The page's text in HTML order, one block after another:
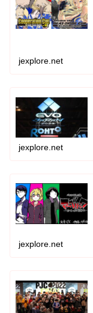
jexplore.net
jexplore.net
jexplore.net